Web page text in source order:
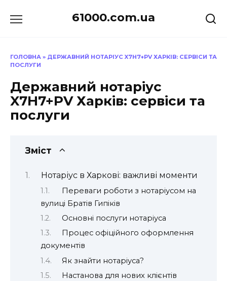
до
61000.com.ua
ГОЛОВНА » ДЕРЖАВНИЙ НОТАРІУС X7H7+PV ХАРКІВ: СЕРВІСИ ТА
ПОСЛУГИ
Державний нотаріус
X7H7+PV Харків: сервіси та
послуги
Зміст
Нотаріус в Харкові: важливі моменти
Переваги роботи з нотаріусом на
вулиці Братів Гипіків
Основні послуги нотаріуса
Процес офіційного оформлення
документів
Як знайти нотаріуса?
Настанова для нових клієнтів